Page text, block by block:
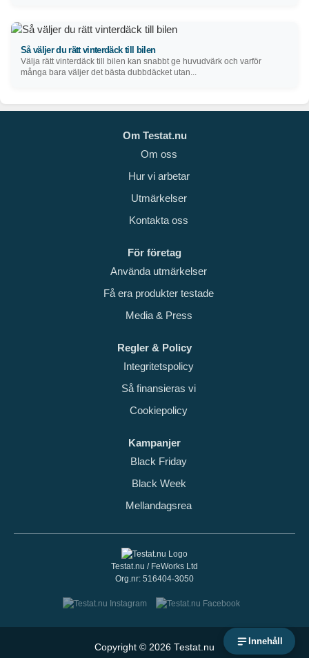
Innehåll
Så väljer du rätt vinterdäck till bilen
Välja rätt vinterdäck till bilen kan snabbt ge huvudvärk och varför
många bara väljer det bästa dubbdäcket utan...
Testat.nu / FeWorks Ltd
Org.nr: 516404-3050
Om Testat.nu
Om oss
Hur vi arbetar
Utmärkelser
Kontakta oss
För företag
Använda utmärkelser
Få era produkter testade
Media & Press
Regler & Policy
Integritetspolicy
Så finansieras vi
Cookiepolicy
Kampanjer
Black Friday
Black Week
Mellandagsrea
Copyright © 2026 Testat.nu